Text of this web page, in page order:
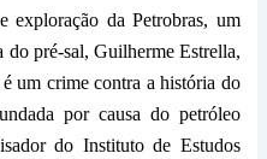
exploração da Petrobras, um
do pré-sal, Guilherme Estrella,
um crime contra a história do
por causa do petróleo
do Instituto de Estudos